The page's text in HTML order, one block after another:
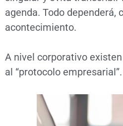
agenda. Todo dependerá,
acontecimiento.
A nivel corporativo
al “protocolo empresarial”.